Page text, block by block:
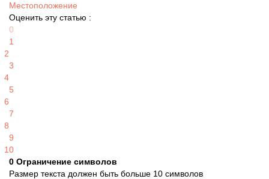
Местоположение
Оценить эту статью :
0
1
2
3
4
5
6
7
8
9
10
0 Ограничение символов
Размер текста должен быть больше 10 символов